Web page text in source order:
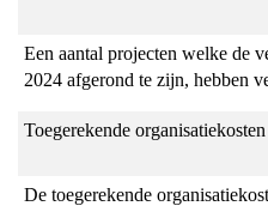
Een aantal projecten welke de
2024 afgerond te zijn, hebben
Toegerekende organisatiekosten
De toegerekende